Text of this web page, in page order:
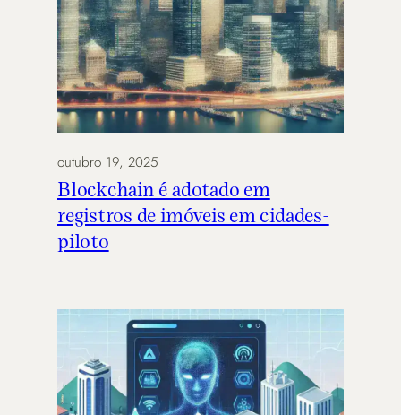
outubro 19, 2025
Blockchain é adotado em
registros de imóveis em cidades-
piloto